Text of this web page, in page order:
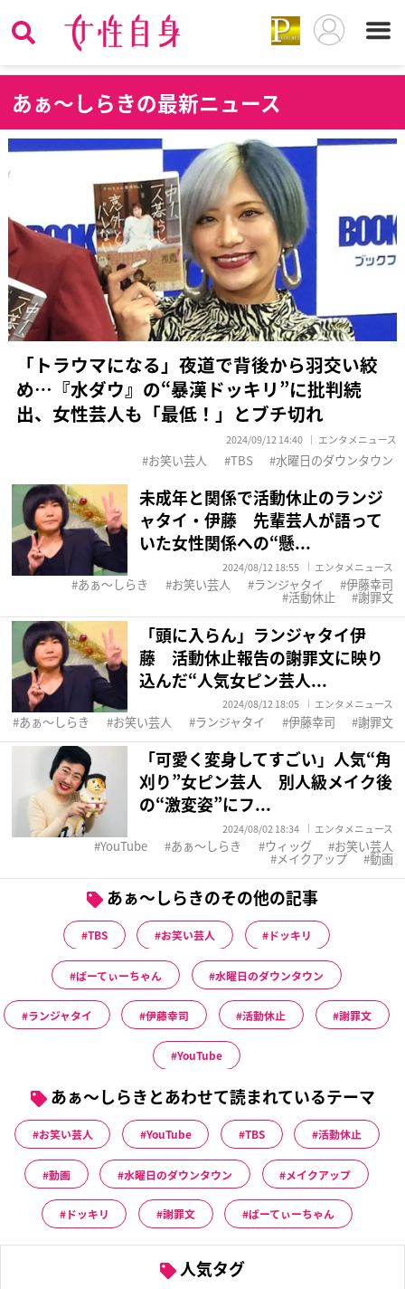
あぁ〜しらきの最新ニュース
「トラウマになる」夜道で背後から羽交い絞
め…『水ダウ』の“暴漢ドッキリ”に批判続
出、女性芸人も「最低！」とブチ切れ
2024/09/12 14:40 エンタメニュース
お笑い芸人 TBS 水曜日のダウンタウン
未成年と関係で活動休止のランジ
ャタイ・伊藤 先輩芸人が語って
いた女性関係への“懸...
2024/08/12 18:55 エンタメニュース
あぁ〜しらき お笑い芸人 ランジャタイ 伊藤幸司
活動休止 謝罪文
「頭に入らん」ランジャタイ伊
藤 活動休止報告の謝罪文に映り
込んだ“人気女ピン芸人...
2024/08/12 18:05 エンタメニュース
あぁ〜しらき お笑い芸人 ランジャタイ 伊藤幸司 謝罪文
「可愛く変身してすごい」人気“角
刈り”女ピン芸人 別人級メイク後
の“激変姿”にフ...
2024/08/02 18:34 エンタメニュース
YouTube あぁ〜しらき ウィッグ お笑い芸人
メイクアップ 動画
あぁ〜しらきのその他の記事
TBS お笑い芸人 ドッキリ
ぱーてぃーちゃん 水曜日のダウンタウン
ランジャタイ 伊藤幸司 活動休止 謝罪文
YouTube
あぁ〜しらきとあわせて読まれているテーマ
お笑い芸人 YouTube TBS 活動休止
動画 水曜日のダウンタウン メイクアップ
ドッキリ 謝罪文 ぱーてぃーちゃん
人気タグ